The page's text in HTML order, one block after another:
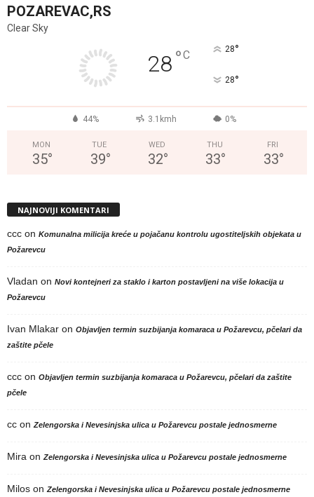
POZAREVAC,RS
Clear Sky
28°C 28°
28°
44% 3.1kmh 0%
MON
35°
TUE
39°
WED
32°
THU
33°
FRI
33°
NAJNOVIJI KOMENTARI
ccc on Komunalna milicija kreće u pojačanu kontrolu ugostiteljskih objekata u
Požarevcu
Vladan on Novi kontejneri za staklo i karton postavljeni na više lokacija u
Požarevcu
Ivan Mlakar on Objavljen termin suzbijanja komaraca u Požarevcu, pčelari da
zaštite pčele
ccc on Objavljen termin suzbijanja komaraca u Požarevcu, pčelari da zaštite
pčele
cc on Zelengorska i Nevesinjska ulica u Požarevcu postale jednosmerne
Mira on Zelengorska i Nevesinjska ulica u Požarevcu postale jednosmerne
Milos on Zelengorska i Nevesinjska ulica u Požarevcu postale jednosmerne